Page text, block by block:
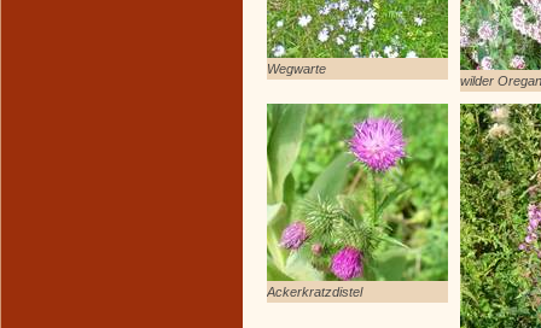
Wegwarte
wilder
Ackerkratzdistel